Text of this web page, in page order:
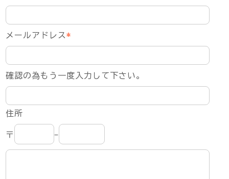
メールアドレス*
確認の為もう一度入力して下さい。
住所
〒 -